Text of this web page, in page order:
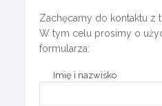
Zachęcamy do kontaktu z
W tym celu prosimy o
formularza:
Imię i nazwisko